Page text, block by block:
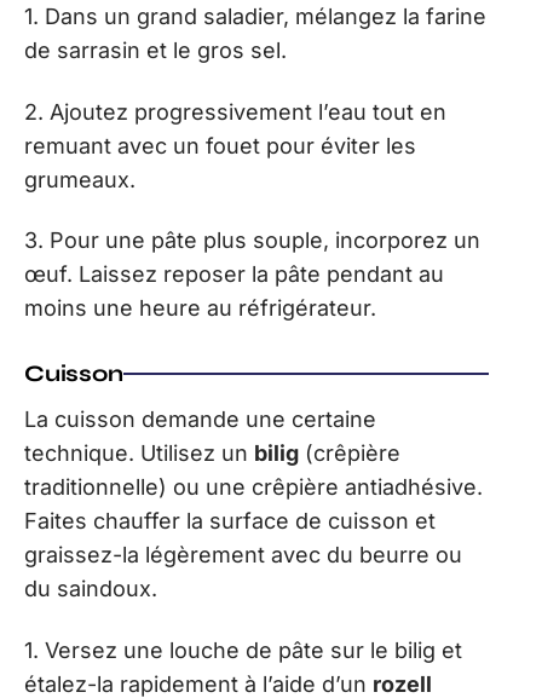
1. Dans un grand saladier, mélangez la farine
de sarrasin et le gros sel.
2. Ajoutez progressivement l’eau tout en
remuant avec un fouet pour éviter les
grumeaux.
3. Pour une pâte plus souple, incorporez un
œuf. Laissez reposer la pâte pendant au
moins une heure au réfrigérateur.
Cuisson
La cuisson demande une certaine
technique. Utilisez un bilig (crêpière
traditionnelle) ou une crêpière antiadhésive.
Faites chauffer la surface de cuisson et
graissez-la légèrement avec du beurre ou
du saindoux.
1. Versez une louche de pâte sur le bilig et
étalez-la rapidement à l’aide d’un rozell